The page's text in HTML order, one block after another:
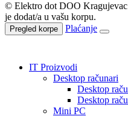
© Elektro dot DOO
je dodat/a u vašu korpu.
Pregled korpe Plaćanje
IT Proizvodi
Desktop računari
Desktop
Desktop
Mini PC